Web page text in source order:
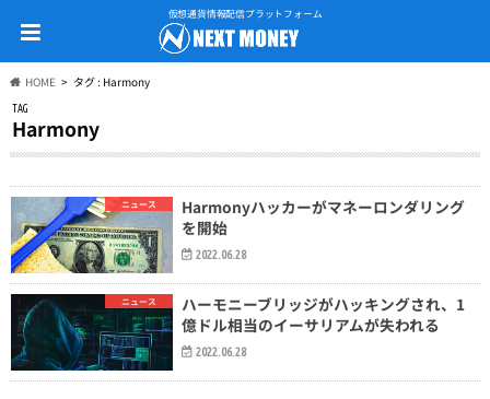
仮想通貨情報配信プラットフォーム
HOME タグ : Harmony
TAG
Harmony
ニュース
Harmonyハッカーがマネーロンダリング
を開始
2022.06.28
ニュース
ハーモニーブリッジがハッキングされ、1
億ドル相当のイーサリアムが失われる
2022.06.28